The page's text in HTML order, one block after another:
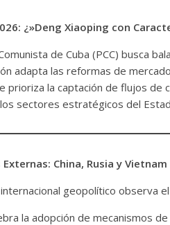
¿»Deng Xiaoping con
de Cuba (PCC) busca
adapta las reformas de
prioriza la captación de flujos
sectores estratégicos del
Externas: China, Rusia y
geopolítico observa
la adopción de mecanismos